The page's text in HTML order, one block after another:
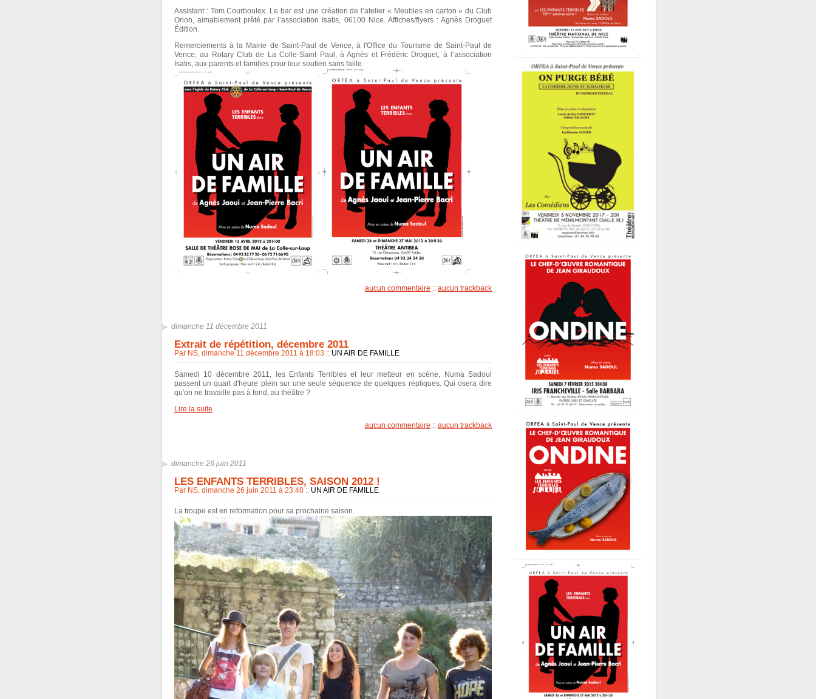
Assistant : Tom Courboulex. Le bar est une création de l’atelier « Meubles en carton » du Club
Orion, aimablement prêté par l’association Isatis, 06100 Nice. Affiches/flyers : Agnès Droguet
Édition.
Remerciements à la Mairie de Saint-Paul de Vence, à l'Office du Tourisme de Saint-Paul de
Vence, au Rotary Club de La Colle-Saint Paul, à Agnès et Frédéric Droguet, à l’association
Isatis, aux parents et familles pour leur soutien sans faille.
aucun commentaire :: aucun trackback
dimanche 11 décembre 2011
Extrait de répétition, décembre 2011
Par NS, dimanche 11 décembre 2011 à 18:03 :: UN AIR DE FAMILLE
Samedi 10 décembre 2011, les Enfants Terribles et leur metteur en scène, Numa Sadoul
passent un quart d'heure plein sur une seule séquence de quelques répliques. Qui osera dire
qu'on ne travaille pas à fond, au théâtre ?
Lire la suite
aucun commentaire :: aucun trackback
dimanche 26 juin 2011
LES ENFANTS TERRIBLES, SAISON 2012 !
Par NS, dimanche 26 juin 2011 à 23:40 :: UN AIR DE FAMILLE
La troupe est en reformation pour sa prochaine saison.